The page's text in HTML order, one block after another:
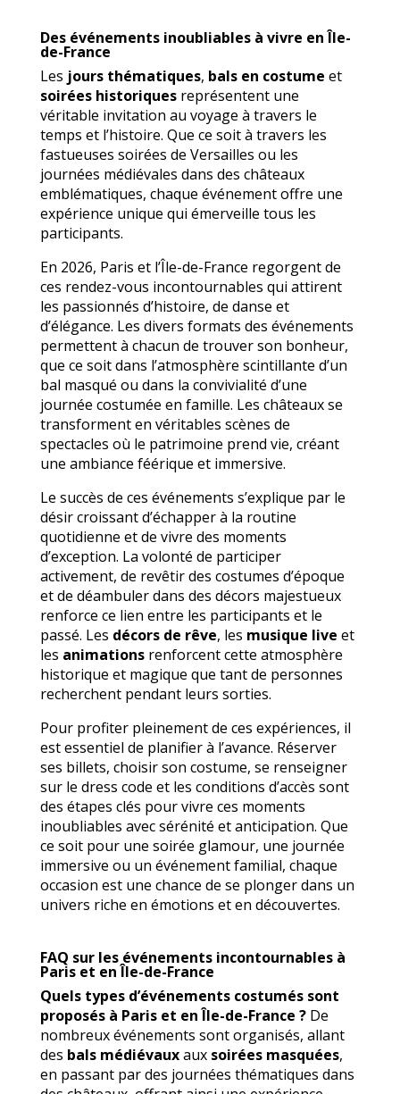
Des événements inoubliables à vivre en Île-
de-France
Les jours thématiques, bals en costume et
soirées historiquesreprésentent une
véritable invitation au voyage à travers le
temps et l’histoire. Que ce soit à travers les
fastueuses soirées de Versailles ou les
journées médiévales dans des châteaux
emblématiques, chaque événement offre une
expérience unique qui émerveille tous les
participants.
En 2026, Paris et l’Île-de-France regorgent de
ces rendez-vous incontournables qui attirent
les passionnés d’histoire, de danse et
d’élégance. Les divers formats des événements
permettent à chacun de trouver son bonheur,
que ce soit dans l’atmosphère scintillante d’un
bal masqué ou dans la convivialité d’une
journée costumée en famille. Les châteaux se
transforment en véritables scènes de
spectacles où le patrimoine prend vie, créant
une ambiance féérique et immersive.
Le succès de ces événements s’explique par le
désir croissant d’échapper à la routine
quotidienne et de vivre des moments
d’exception. La volonté de participer
activement, de revêtir des costumes d’époque
et de déambuler dans des décors majestueux
renforce ce lien entre les participants et le
passé. Les décors de rêve, les musique live et
les animationsrenforcent cette atmosphère
historique et magique que tant de personnes
recherchent pendant leurs sorties.
Pour profiter pleinement de ces expériences, il
est essentiel de planifier à l’avance. Réserver
ses billets, choisir son costume, se renseigner
sur le dress code et les conditions d’accès sont
des étapes clés pour vivre ces moments
inoubliables avec sérénité et anticipation. Que
ce soit pour une soirée glamour, une journée
immersive ou un événement familial, chaque
occasion est une chance de se plonger dans un
univers riche en émotions et en découvertes.
FAQ sur les événements incontournables à
Paris et en Île-de-France
Quels types d’événements costumés sont
proposés à Paris et en Île-de-France ?De
nombreux événements sont organisés, allant
des bals médiévauxaux soirées masquées,
en passant par des journées thématiques dans